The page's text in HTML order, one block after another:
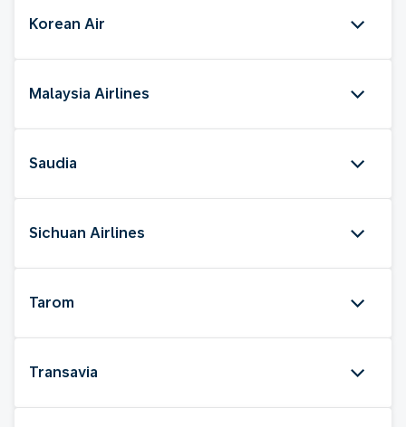
Korean Air
Malaysia Airlines
Saudia
Sichuan Airlines
Tarom
Transavia